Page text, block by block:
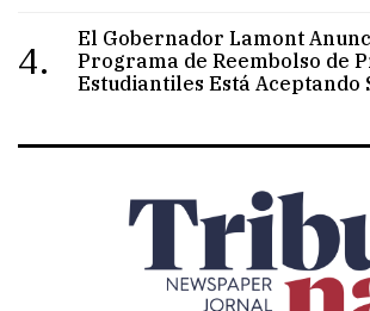
4.
El Gobernador Lamont
Programa de Reembolso de
Estudiantiles Está Aceptando